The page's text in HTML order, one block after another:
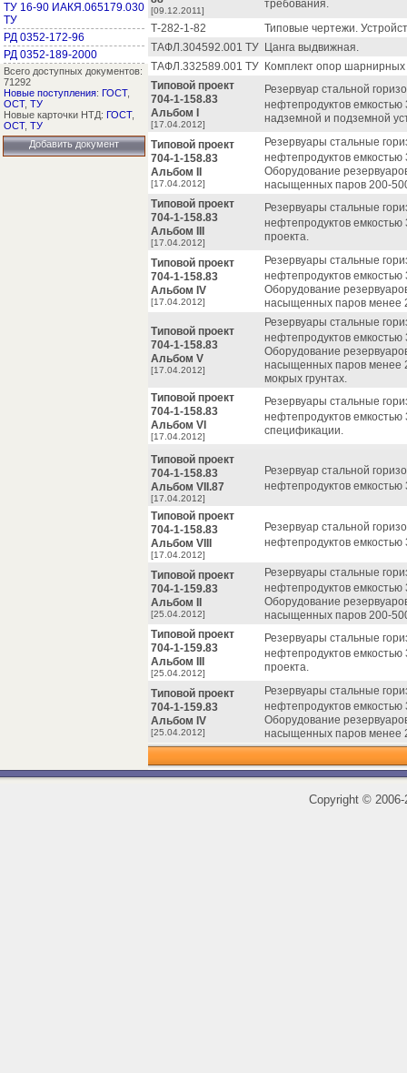
ТУ 16-90 ИАКЯ.065179.030
ТУ
РД 0352-172-96
РД 0352-189-2000
Всего доступных документов:
71292
Новые поступления: ГОСТ,
ОСТ, ТУ
Новые карточки НТД: ГОСТ,
ОСТ, ТУ
Добавить документ
[09.12.2011]
требования.
Т-282-1-82
Типовые чертежи.
ТАФЛ.304592.001 ТУ Цанга выдвижная.
ТАФЛ.332589.001 ТУ Комплект опор
Типовой проект
704-1-158.83
Альбом I
[17.04.2012]
Резервуар стальной
нефтепродуктов емкостью
надземной и подземной
Типовой проект
704-1-158.83
Альбом II
[17.04.2012]
Резервуары стальные
нефтепродуктов
Оборудование
насыщенных паров 200-
Типовой проект
704-1-158.83
Альбом III
[17.04.2012]
Резервуары стальные
нефтепродуктов
проекта.
Типовой проект
704-1-158.83
Альбом IV
[17.04.2012]
Резервуары стальные
нефтепродуктов
Оборудование
насыщенных паров менее
Типовой проект
704-1-158.83
Альбом V
[17.04.2012]
Резервуары стальные
нефтепродуктов
Оборудование
насыщенных паров менее
мокрых грунтах.
Типовой проект
704-1-158.83
Альбом VI
[17.04.2012]
Резервуары стальные
нефтепродуктов
спецификации.
Типовой проект
704-1-158.83
Альбом VII.87
[17.04.2012]
Резервуар стальной
нефтепродуктов емкостью
Типовой проект
704-1-158.83
Альбом VIII
[17.04.2012]
Резервуар стальной
нефтепродуктов емкостью
Типовой проект
704-1-159.83
Альбом II
[25.04.2012]
Резервуары стальные
нефтепродуктов
Оборудование
насыщенных паров 200-
Типовой проект
704-1-159.83
Альбом III
[25.04.2012]
Резервуары стальные
нефтепродуктов
проекта.
Типовой проект
704-1-159.83
Альбом IV
[25.04.2012]
Резервуары стальные
нефтепродуктов
Оборудование
насыщенных паров менее
Copyright ©